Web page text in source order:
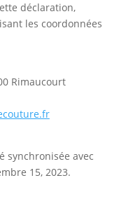
déclaration,
les coordonnées
Rimaucourt
synchronisée avec
15, 2023.